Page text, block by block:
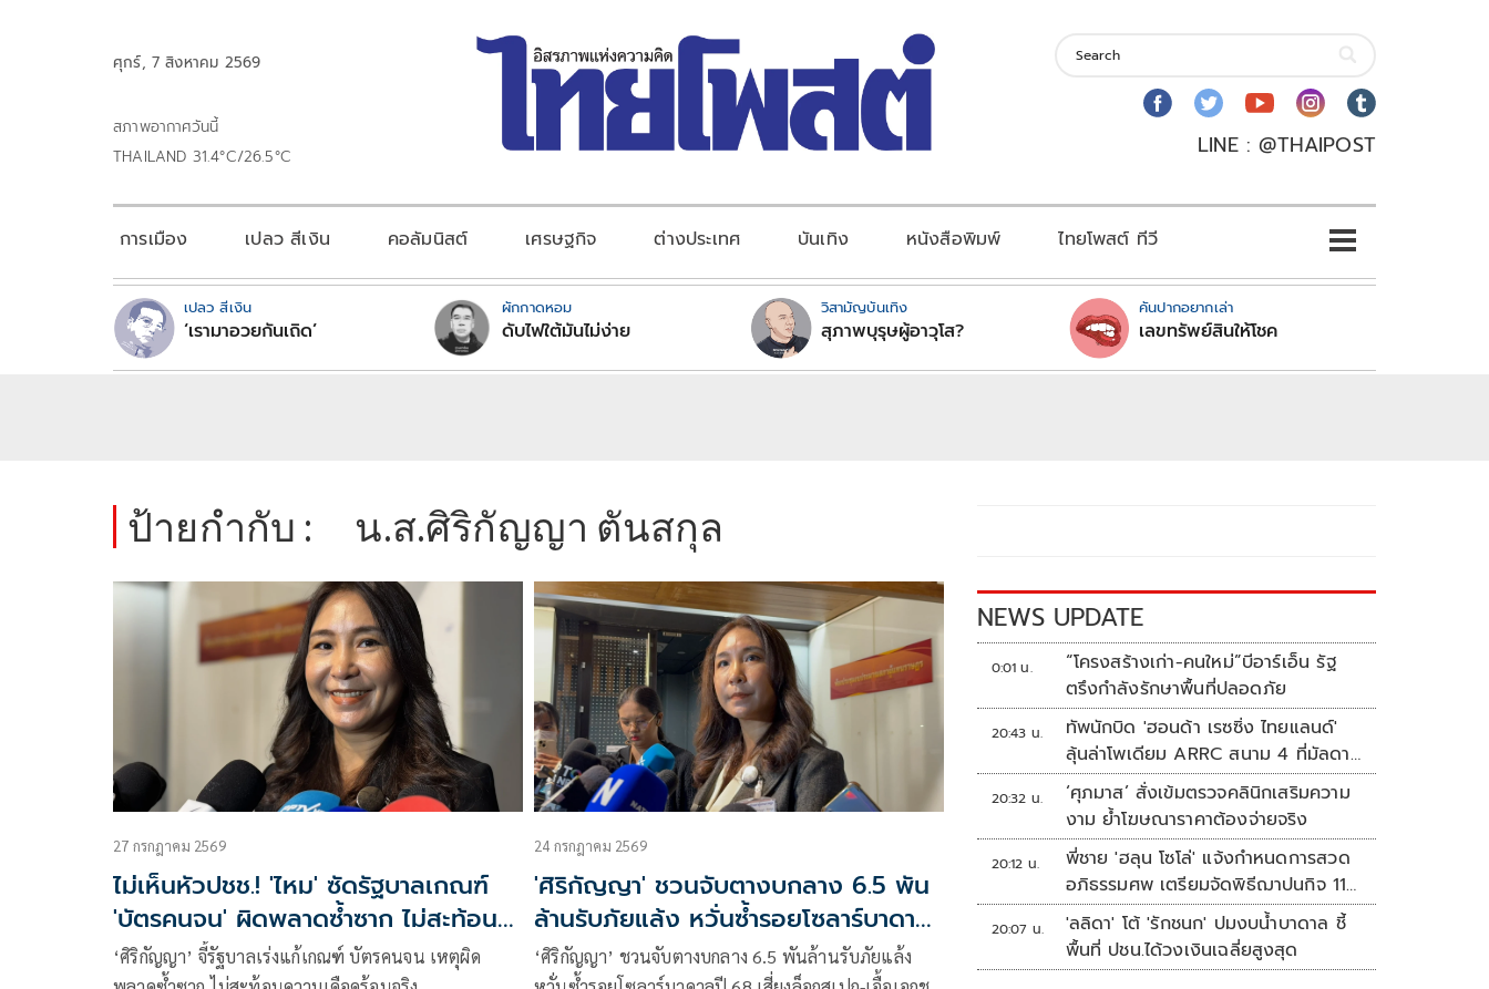
ศุกร์, 7 สิงหาคม 2569
สภาพอากาศวันนี้
THAILAND 31.4°C/26.5°C
LINE : @THAIPOST
การเมือง เปลว สีเงิน คอลัมนิสต์ เศรษฐกิจ ต่างประเทศ บันเทิง หนังสือพิมพ์ ไทยโพสต์ ทีวี
เปลว สีเงิน
‘เรามาอวยกันเถิด’
ผักกาดหอม
ดับไฟใต้มันไม่ง่าย
วิสามัญบันเทิง
สุภาพบุรุษผู้อาวุโส?
คันปากอยากเล่า
เลขทรัพย์สินให้โชค
ป้ายกำกับ : น.ส.ศิริกัญญา ตันสกุล
27 กรกฎาคม 2569
ไม่เห็นหัวปชช.! 'ไหม' ซัดรัฐบาลเกณฑ์
'บัตรคนจน' ผิดพลาดซ้ำซาก ไม่สะท้อน
ความเดือดร้อนจริง
‘ศิริกัญญา’ จี้รัฐบาลเร่งแก้เกณฑ์ บัตรคนจน เหตุผิด
24 กรกฎาคม 2569
'ศิริกัญญา' ชวนจับตางบกลาง 6.5 พัน
ล้านรับภัยแล้ง หวั่นซ้ำรอยโซลาร์บาดาล
ปี 68
‘ศิริกัญญา’ ชวนจับตางบกลาง 6.5 พันล้านรับภัยแล้ง
NEWS UPDATE
0:01 น.
“โครงสร้างเก่า-คนใหม่”บีอาร์เอ็น รัฐ
ตรึงกำลังรักษาพื้นที่ปลอดภัย
20:43 น.
ทัพนักบิด 'ฮอนด้า เรซซิ่ง ไทยแลนด์'
ลุ้นล่าโพเดียม ARRC สนาม 4 ที่มัลดาลิ
กา
20:32 น.
‘ศุภมาส’ สั่งเข้มตรวจคลินิกเสริมความ
งาม ย้ำโฆษณาราคาต้องจ่ายจริง
20:12 น.
พี่ชาย 'ฮลุน โซโล่' แจ้งกำหนดการสวด
อภิธรรมศพ เตรียมจัดพิธีฌาปนกิจ 11
ส.ค.
20:07 น.
'ลลิดา' โต้ 'รักชนก' ปมงบน้ำบาดาล ชี้
พื้นที่ ปชน.ได้วงเงินเฉลี่ยสูงสุด